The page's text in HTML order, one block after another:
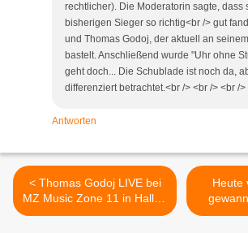
rechtlicher). Die Moderatorin sagte, dass
bisherigen Sieger so richtig<br /> gut
und Thomas Godoj, der aktuell an
bastelt. Anschließend wurde "Uhr ohne
geht doch... Die Schublade ist noch da,
differenziert betrachtet.<br /> <br /> <br />
Antworten
< Thomas Godoj LIVE bei
MZ Music Zone 11 in Halle /
Saale
Heute
DSDS -